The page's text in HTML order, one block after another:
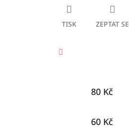
TISK ZEPTAT SE
80 Kč
60 Kč